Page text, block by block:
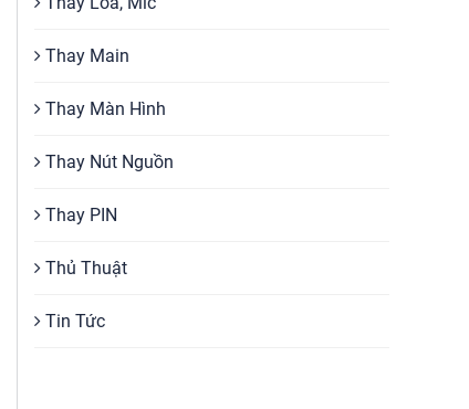
Thay Main
Thay Màn Hình
Thay Nút Nguồn
Thay PIN
Thủ Thuật
Tin Tức